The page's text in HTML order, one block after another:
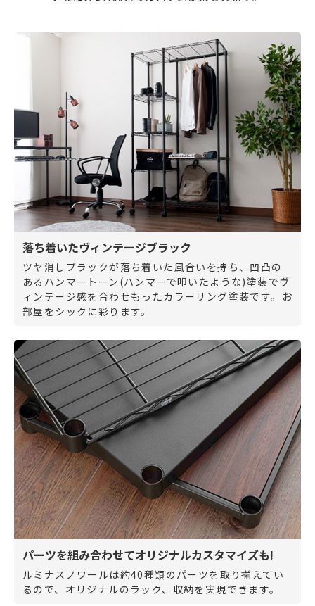
落ち着いたヴィンテージブラック
ツヤ消しブラックが落ち着いた風合いを持ち、凹凸の
あるハンマートーン(ハンマーで叩いたような)塗装でヴ
ィンテージ感を合わせもったカラーリング塗装です。お
部屋をシックに彩ります。
パーツを組み合わせてオリジナルカスタマイズも!
ルミナスノワールは約40種類のパーツを取り揃えてい
るので、オリジナルのラック、収納を実現できます。